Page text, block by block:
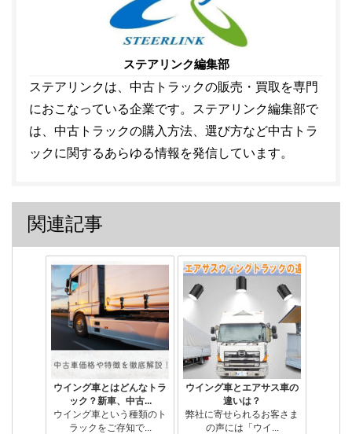
ステアリンク編集部
ステアリンクは、中古トラックの販売・買取を専門
におこなっている企業です。ステアリンク編集部で
は、中古トラックの購入方法、選び方など中古トラ
ックに関するあらゆる情報を発信しています。
関連記事
ウイング車とはどんなトラ
ック？新車、中古...
ウイング車という種類のト
ラックをご存知で...
ウイング車とエアサス車の
違いは？
弊社に寄せられるお客さま
の声には「ウイ...